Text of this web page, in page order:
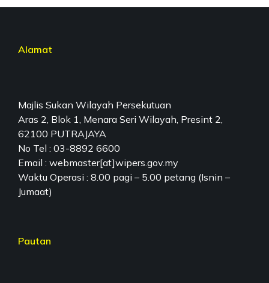
Alamat
Majlis Sukan Wilayah Persekutuan
Aras 2, Blok 1, Menara Seri Wilayah, Presint 2,
62100 PUTRAJAYA
No Tel : 03-8892 6600
Email : webmaster[at]wipers.gov.my
Waktu Operasi : 8.00 pagi – 5.00 petang (Isnin –
Jumaat)
Pautan